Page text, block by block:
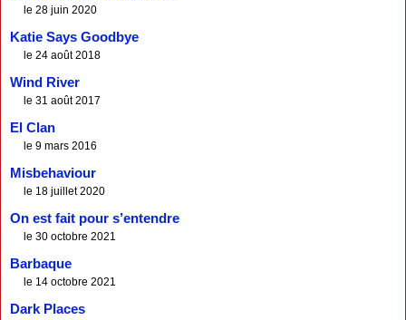
le 28 juin 2020
Katie Says Goodbye
le 24 août 2018
Wind River
le 31 août 2017
El Clan
le 9 mars 2016
Misbehaviour
le 18 juillet 2020
On est fait pour s’entendre
le 30 octobre 2021
Barbaque
le 14 octobre 2021
Dark Places